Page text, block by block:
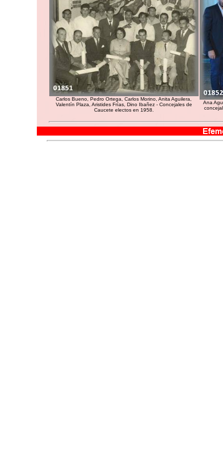
Carlos Bueno, Pedro Ortega, Carlos Morino, Anita Aguilera,
Valentín Plaza, Aristides Frías, Dino Ibañez - Concejales de
Caucete electos en 1958.
Ana